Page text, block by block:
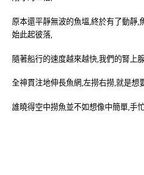
原本還平靜無波的魚塭,終於有了動靜,
始此起彼落,
隨著船行的速度越來越快,我們的腎上
全神貫注地伸長魚網,左撈右撈,就是想
誰曉得空中撈魚並不如想像中簡單,手